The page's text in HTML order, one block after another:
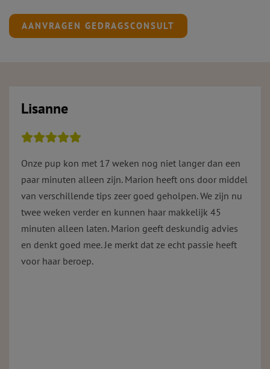
AANVRAGEN GEDRAGSCONSULT
Lisanne
Onze pup kon met 17 weken nog niet langer dan een
paar minuten alleen zijn. Marion heeft ons door middel
van verschillende tips zeer goed geholpen. We zijn nu
twee weken verder en kunnen haar makkelijk 45
minuten alleen laten. Marion geeft deskundig advies
en denkt goed mee. Je merkt dat ze echt passie heeft
voor haar beroep.